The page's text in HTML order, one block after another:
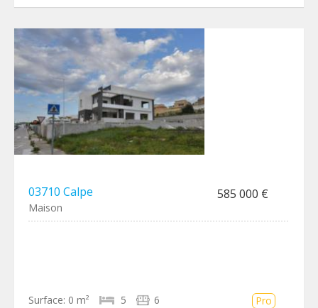
03710 Calpe 585 000 €
Maison
Surface: 0 m² 5 6 Pro